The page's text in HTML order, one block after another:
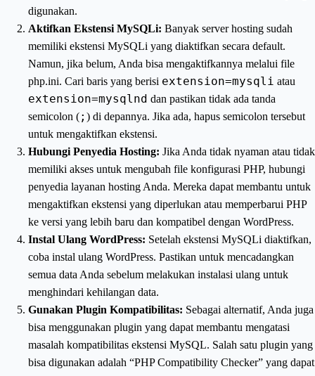
digunakan.
Aktifkan Ekstensi MySQLi: Banyak server hosting sudah
memiliki ekstensi MySQLi yang diaktifkan secara default.
Namun, jika belum, Anda bisa mengaktifkannya melalui file
php.ini. Cari baris yang berisi extension=mysqli atau
extension=mysqlnd dan pastikan tidak ada tanda
semicolon (; ) di depannya. Jika ada, hapus semicolon tersebut
untuk mengaktifkan ekstensi.
Hubungi Penyedia Hosting: Jika Anda tidak nyaman atau tidak
memiliki akses untuk mengubah file konfigurasi PHP, hubungi
penyedia layanan hosting Anda. Mereka dapat membantu untuk
mengaktifkan ekstensi yang diperlukan atau memperbarui PHP
ke versi yang lebih baru dan kompatibel dengan WordPress.
Instal Ulang WordPress: Setelah ekstensi MySQLi diaktifkan,
coba instal ulang WordPress. Pastikan untuk mencadangkan
semua data Anda sebelum melakukan instalasi ulang untuk
menghindari kehilangan data.
Gunakan Plugin Kompatibilitas: Sebagai alternatif, Anda juga
bisa menggunakan plugin yang dapat membantu mengatasi
masalah kompatibilitas ekstensi MySQL. Salah satu plugin yang
bisa digunakan adalah “PHP Compatibility Checker” yang dapat